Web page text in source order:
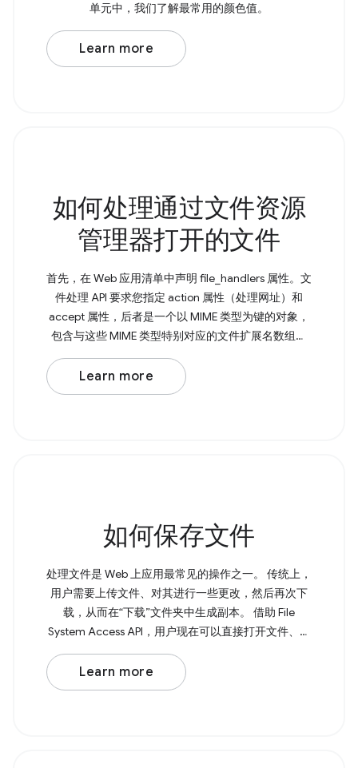
单元中，我们了解最常用的颜色值。
Learn more
如何处理通过文件资源
管理器打开的文件
首先，在 Web 应用清单中声明 file_handlers 属性。文
件处理 API 要求您指定 action 属性（处理网址）和
accept 属性，后者是一个以 MIME 类型为键的对象，
包含与这些 MIME 类型特别对应的文件扩展名数组。
接下来，您需要使用 File Handling API 通过
launchQueue 命令式地处理已打开的文件。 Browser
Support Source 如果不支持 File Handling API，您仍
Learn more
如何保存文件
处理文件是 Web 上应用最常见的操作之一。 传统上，
用户需要上传文件、对其进行一些更改，然后再次下
载，从而在“下载”文件夹中生成副本。 借助 File
System Access API，用户现在可以直接打开文件、进
行修改，并将更改保存回原始文件。 如需保存文件，
请调用 showSaveFilePicker() ， 该方法会返回一个包
含 FileSystemFileHandle 的 Promise。您可以将所需
Learn more